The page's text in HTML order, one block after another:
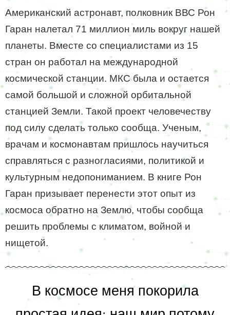
Американский астронавт, полковник ВВС Рон
Гаран налетал 71 миллион миль вокруг нашей
планеты. Вместе со специалистами из 15
стран он работал на международной
космической станции. МКС была и остается
самой большой и сложной орбитальной
станцией Земли. Такой проект человечеству
под силу сделать только сообща. Ученым,
врачам и космонавтам пришлось научиться
справляться с разногласиями, политикой и
культурным недопониманием. В книге Рон
Гаран призывает перенести этот опыт из
космоса обратно на Землю, чтобы сообща
решить проблемы с климатом, войной и
нищетой.
В космосе меня покорила